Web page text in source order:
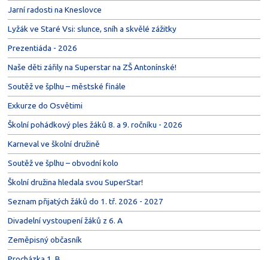
Jarní radosti na Kneslovce
Lyžák ve Staré Vsi: slunce, sníh a skvělé zážitky
Prezentiáda - 2026
Naše děti zářily na Superstar na ZŠ Antonínské!
Soutěž ve šplhu – městské finále
Exkurze do Osvětimi
Školní pohádkový ples žáků 8. a 9. ročníku - 2026
Karneval ve školní družině
Soutěž ve šplhu – obvodní kolo
Školní družina hledala svou SuperStar!
Seznam přijatých žáků do 1. tř. 2026 - 2027
Divadelní vystoupení žáků z 6. A
Zeměpisný občasník